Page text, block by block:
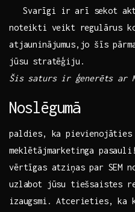
Svarīgi ir arī sekot
‍noteikti veikt regulārus
atjauninājumus,jo šīs
jūsu stratēģiju.
Šis saturs ‍ir ⁤ģenerēts⁤ ar
Noslēgumā
paldies, ‍ka pievienojāties
meklētājmarketinga
vērtīgas atziņas par‍ SEM
uzlabot jūsu tiešsaistes⁣
izaugsmi. Atcerieties,‍